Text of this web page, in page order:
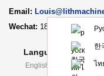
Email:
Wechat: 18659217588
Language:
한
ไท
English français